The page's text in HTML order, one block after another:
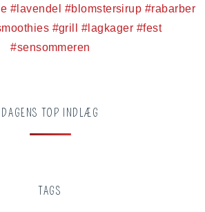
DAGENS TOP INDLÆG
TAGS